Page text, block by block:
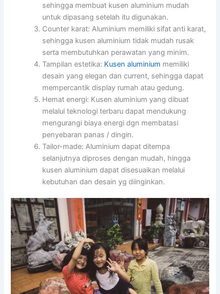
sehingga membuat kusen aluminium mudah
untuk dipasang setelah itu digunakan.
Counter karat: Aluminium memiliki sifat anti karat,
sehingga kusen aluminium tidak mudah rusak
serta membutuhkan perawatan yang minim.
Tampilan estetika: Kusen aluminium memiliki
desain yang elegan dan current, sehingga dapat
mempercantik display rumah atau gedung.
Hemat energi: Kusen aluminium yang dibuat
melalui teknologi terbaru dapat mendukung
mengurangi biaya energi dgn membatasi
penyebaran panas / dingin.
Tailor-made: Aluminium dapat ditempa
selanjutnya diproses dengan mudah, hingga
kusen aluminium dapat disesuaikan melalui
kebutuhan dan desain yg diinginkan.